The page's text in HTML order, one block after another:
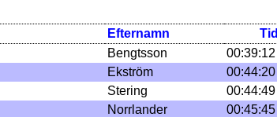
Efternamn
Tid
Bengtsson
00:39:12
Ekström
00:44:20
Stering
00:44:49
Norrlander
00:45:45